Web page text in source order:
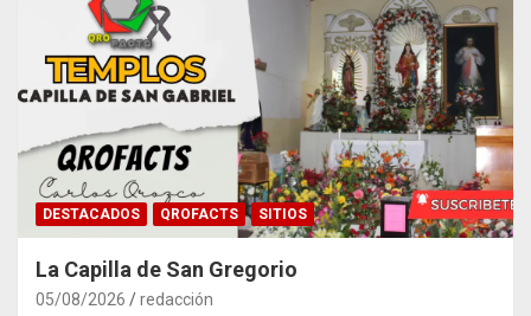
DESTACADOS QROFACTS SITIOS
La Capilla de San Gregorio
05/08/2026 redacción